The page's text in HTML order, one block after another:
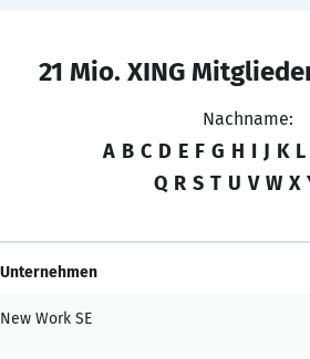
21 Mio. XING
Nachname:
A B C D E F G H I J K L
Q R S T U V W X
Unternehmen
New Work SE